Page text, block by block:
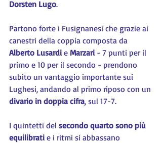
Dorsten Lugo.
Partono forte i Fusignanesi che grazie ai
canestri della coppia composta da
Alberto Lusardi e Marzari - 7 punti per il
primo e 10 per il secondo - prendono
subito un vantaggio importante sui
Lughesi, andando al primo riposo con un
divario in doppia cifra, sul 17-7.
I quintetti del secondo quarto sono più
equilibrati e i ritmi si abbassano